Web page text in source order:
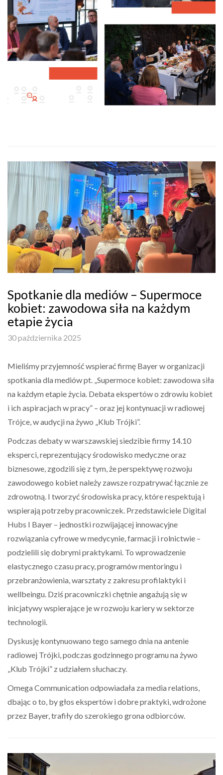
Spotkanie dla mediów – Supermoce
kobiet: zawodowa siła na każdym
etapie życia
30 października 2025
Mieliśmy przyjemność wspierać firmę Bayer w organizacji
spotkania dla mediów pt. „Supermoce kobiet: zawodowa siła
na każdym etapie życia. Debata ekspertów o zdrowiu kobiet
i ich aspiracjach w pracy” – oraz jej kontynuacji w radiowej
Trójce, w audycji na żywo „Klub Trójki”.
Podczas debaty w warszawskiej siedzibie firmy 14.10
eksperci, reprezentujący środowisko medyczne oraz
biznesowe, zgodzili się z tym, że perspektywę rozwoju
zawodowego kobiet należy zawsze rozpatrywać łącznie ze
zdrowotną. I tworzyć środowiska pracy, które respektują i
wspierają potrzeby pracowniczek. Przedstawiciele Digital
Hubs I Bayer – jednostki rozwijającej innowacyjne
rozwiązania cyfrowe w medycynie, farmacji i rolnictwie –
podzielili się dobrymi praktykami. To wprowadzenie
elastycznego czasu pracy, programów mentoringu i
przebranżowienia, warsztaty z zakresu profilaktyki i
wellbeingu. Dziś pracowniczki chętnie angażują się w
inicjatywy wspierające je w rozwoju kariery w sektorze
technologii.
Dyskusję kontynuowano tego samego dnia na antenie
radiowej Trójki, podczas godzinnego programu na żywo
„Klub Trójki” z udziałem słuchaczy.
Omega Communication odpowiadała za media relations,
dbając o to, by głos ekspertów i dobre praktyki, wdrożone
przez Bayer, trafiły do szerokiego grona odbiorców.